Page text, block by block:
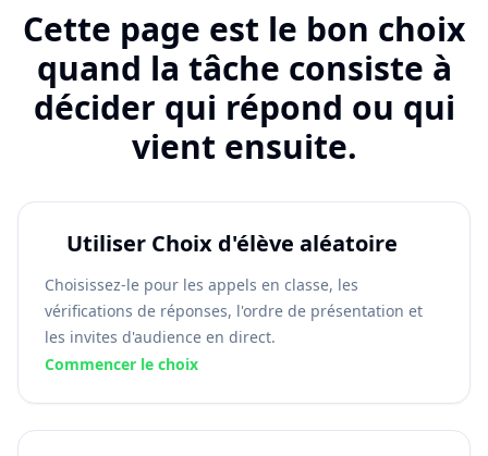
Cette page est le bon choix
quand la tâche consiste à
décider qui répond ou qui
vient ensuite.
Utiliser Choix d'élève aléatoire
Choisissez-le pour les appels en classe, les
vérifications de réponses, l'ordre de présentation et
les invites d'audience en direct.
Commencer le choix